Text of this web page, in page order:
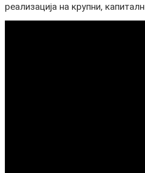
реализација на крупни,